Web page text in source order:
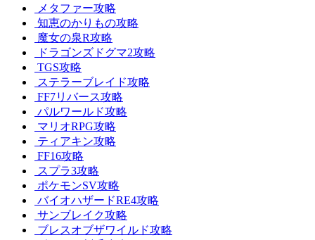
メタファー攻略
知恵のかりもの攻略
魔女の泉R攻略
ドラゴンズドグマ2攻略
TGS攻略
ステラーブレイド攻略
FF7リバース攻略
パルワールド攻略
マリオRPG攻略
ティアキン攻略
FF16攻略
スプラ3攻略
ポケモンSV攻略
バイオハザードRE4攻略
サンブレイク攻略
ブレスオブザワイルド攻略